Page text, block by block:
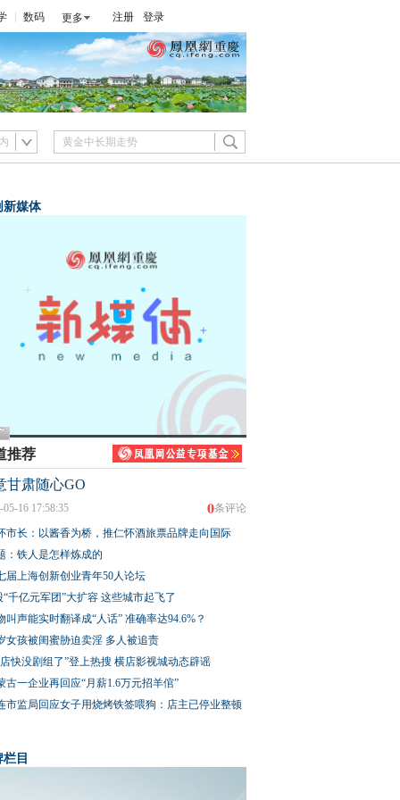
数码 更多 注册 登录
新媒体
推荐
甘肃随心GO
0条评论
05-16 17:58:35
市长：以酱香为桥，推仁怀酒旅票品牌走向国际
：铁人是怎样炼成的
届上海创新创业青年50人论坛
“千亿元军团”大扩容 这些城市起飞了
叫声能实时翻译成“人话” 准确率达94.6%？
女孩被闺蜜胁迫卖淫 多人被追责
快没剧组了”登上热搜 横店影视城动态辟谣
古一企业再回应“月薪1.6万元招羊倌”
市监局回应女子用烧烤铁签喂狗：店主已停业整顿
目